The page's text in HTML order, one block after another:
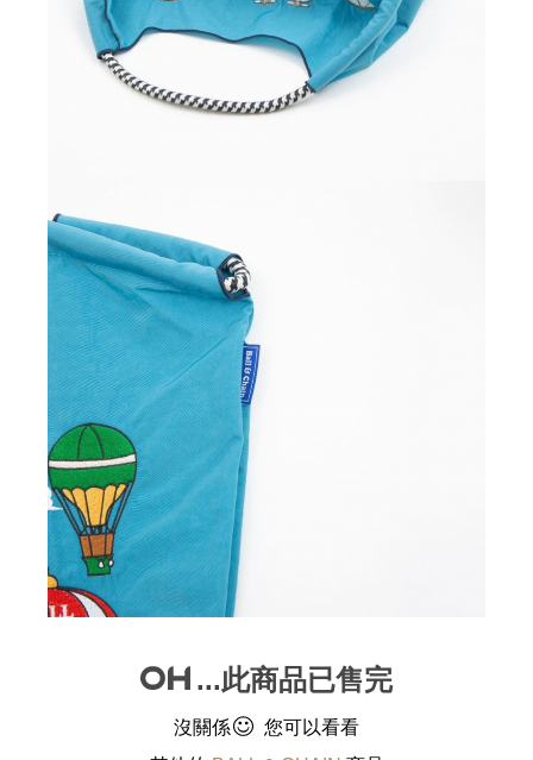
...此商品已售完
沒關係
您可以看看